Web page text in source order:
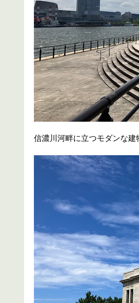
信濃川河畔に立つモダンな建